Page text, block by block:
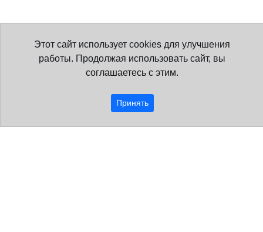
Этот сайт использует cookies для улучшения
работы. Продолжая использовать сайт, вы
соглашаетесь с этим.
Принять